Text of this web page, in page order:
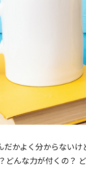
だかよく分からない
どんな力が付くの？